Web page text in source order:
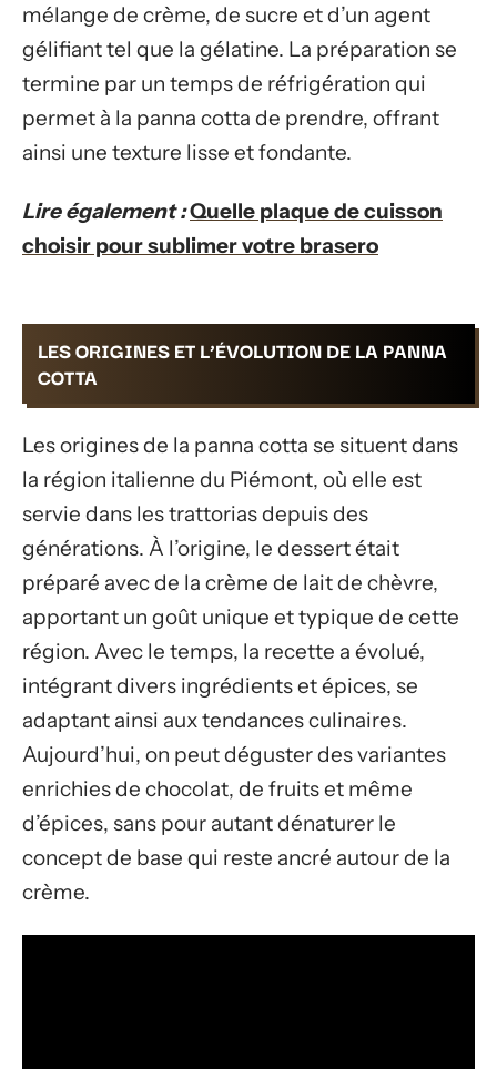
mélange de crème, de sucre et d’un agent
gélifiant tel que la gélatine. La préparation se
termine par un temps de réfrigération qui
permet à la panna cotta de prendre, offrant
ainsi une texture lisse et fondante.
Lire également :Quelle plaque de cuisson
choisir pour sublimer votre brasero
LES ORIGINES ET L’ÉVOLUTION DE LA PANNA
COTTA
Les origines de la panna cotta se situent dans
la région italienne du Piémont, où elle est
servie dans les trattorias depuis des
générations. À l’origine, le dessert était
préparé avec de la crème de lait de chèvre,
apportant un goût unique et typique de cette
région. Avec le temps, la recette a évolué,
intégrant divers ingrédients et épices, se
adaptant ainsi aux tendances culinaires.
Aujourd’hui, on peut déguster des variantes
enrichies de chocolat, de fruits et même
d’épices, sans pour autant dénaturer le
concept de base qui reste ancré autour de la
crème.